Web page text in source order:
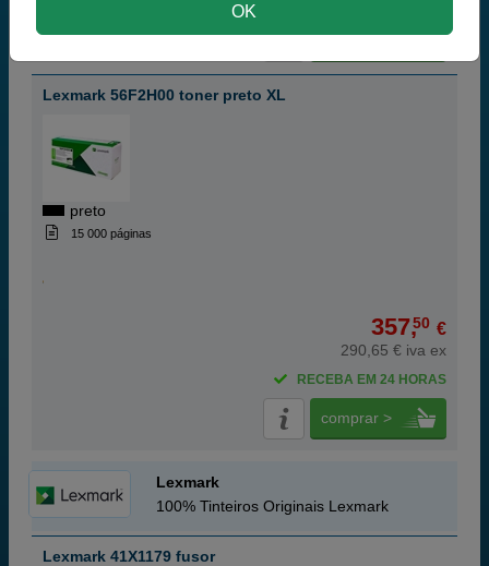
comprar >
Lexmark 56F2H00 toner preto XL
preto
15 000 páginas
357,50 €
290,65 € iva ex
RECEBA EM 24 HORAS
comprar >
Lexmark
100% Tinteiros Originais Lexmark
Lexmark 41X1179 fusor
OK